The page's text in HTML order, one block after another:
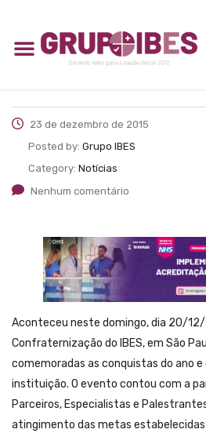
23 de dezembro de 2015
Posted by: Grupo IBES
Category: Notícias
Nenhum comentário
Aconteceu neste domingo, dia 20/
Confraternização do IBES, em São
comemoradas as conquistas do ano e
instituição. O evento contou com a
Parceiros, Especialistas e
atingimento das metas estabelecidas